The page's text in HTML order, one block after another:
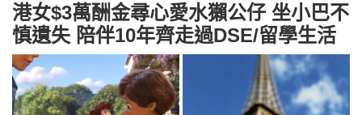
港女$3萬酬金尋心愛水獺公仔 坐小巴不
慎遺失 陪伴10年齊走過DSE/留學生活